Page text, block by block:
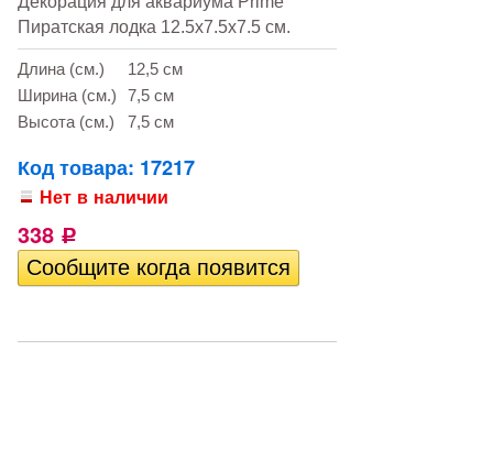
Пиратская лодка 12.5х7.5х7.5 см.
Длина (см.)
12,5 см
Ширина (см.)
7,5 см
Высота (см.)
7,5 см
Код товара: 17217
Нет в наличии
338 Р